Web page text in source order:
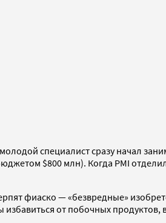
специалист сразу начал
$800 млн). Когда PMI
фиаско — «безвредные»
от побочных